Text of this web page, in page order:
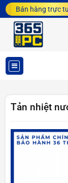
Bán hàng trực
MỤC
PHẨM
Tản nhiệt